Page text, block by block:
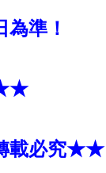
準！
載必究★★